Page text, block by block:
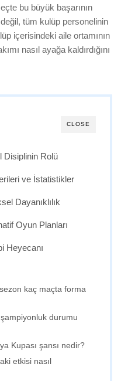
bu büyük başarının
tüm kulüp personelinin
içerisindeki aile ortamının
nasıl ayağa kaldırdığını
CLOSE
Disiplinin Rolü
ve İstatistikler
Dayanıklılık
Oyun Planları
Heyecanı
kaç maçta forma
durumu
Kupası şansı nedir?
etkisi nasıl